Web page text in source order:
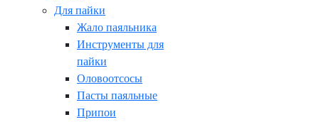
Для пайки
Жало паяльника
Инструменты для
пайки
Оловоотсосы
Пасты паяльные
Припои